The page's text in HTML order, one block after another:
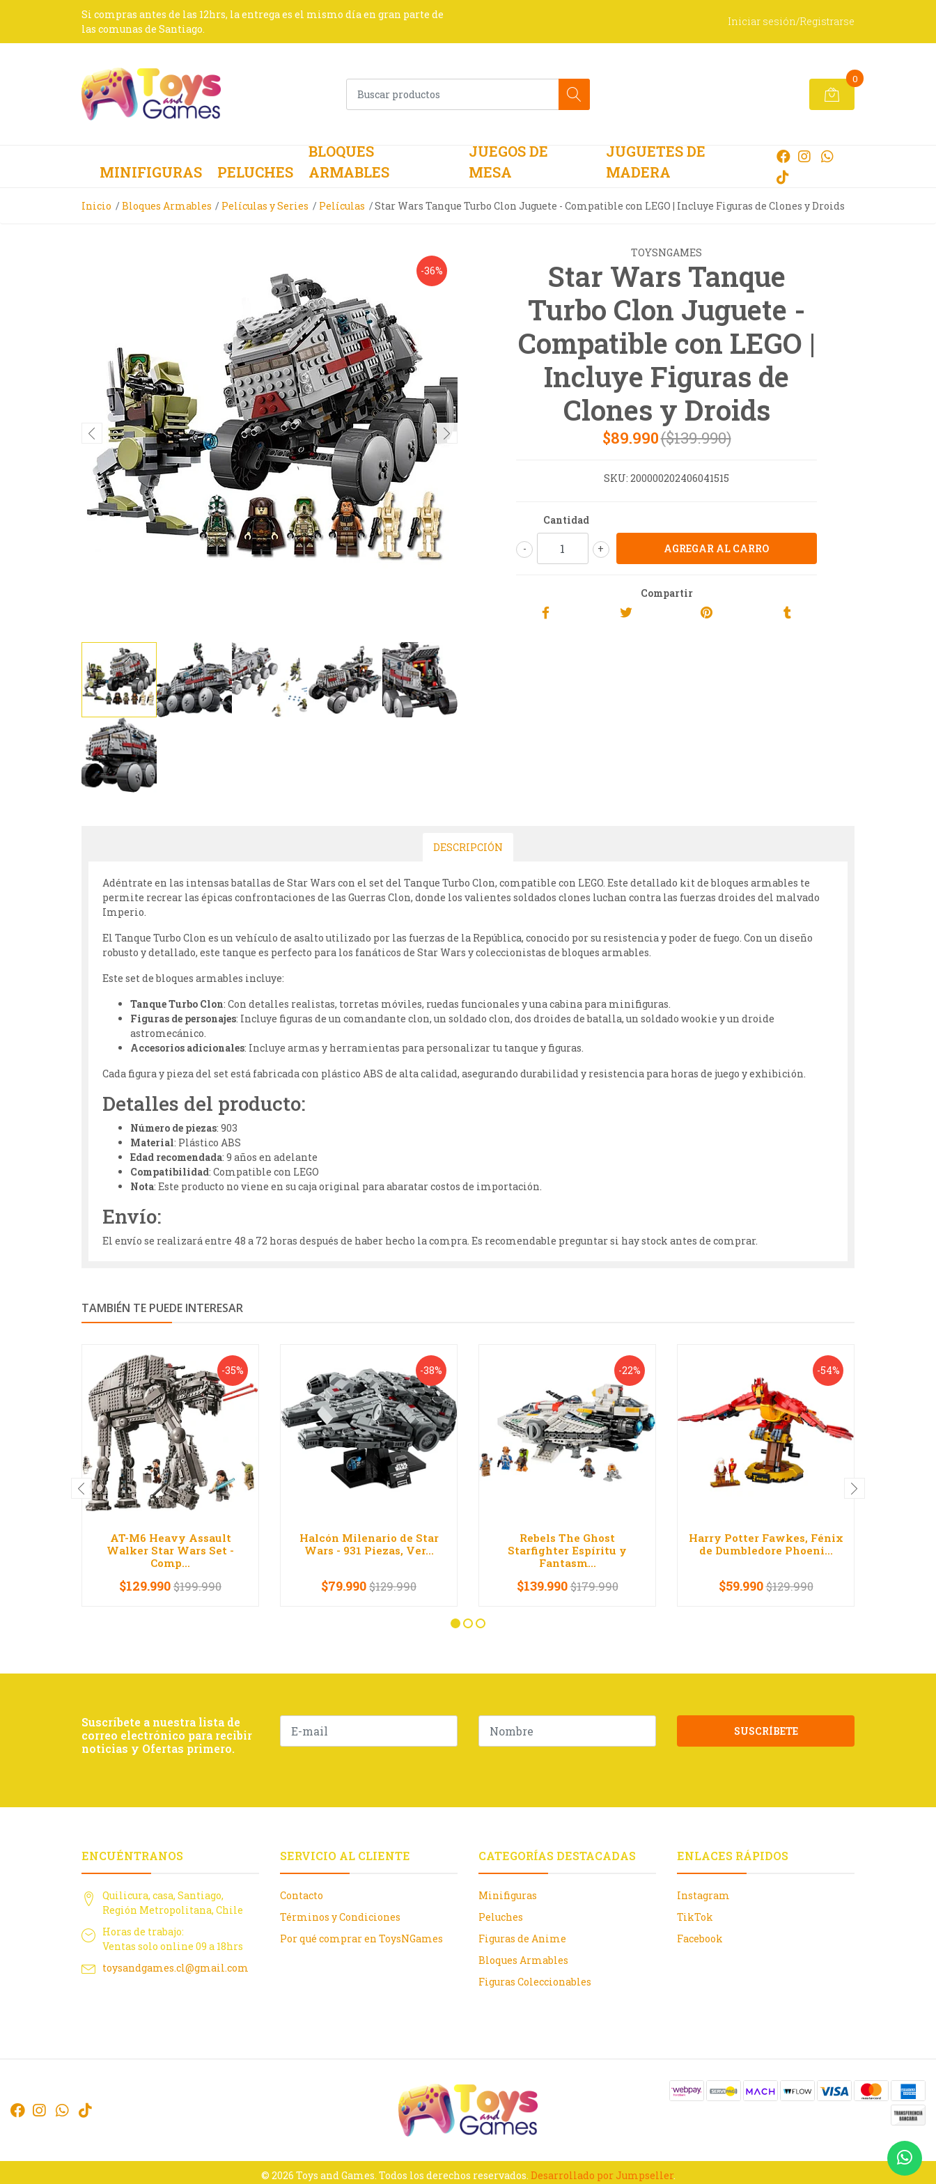
Si compras antes de las 12hrs, la entrega es el mismo día en gran parte de
las comunas de Santiago.
Iniciar sesión/Registrarse
0
MINIFIGURAS PELUCHES
BLOQUES
ARMABLES
JUEGOS DE
MESA
JUGUETES DE
MADERA
Inicio Bloques Armables Películas y Series Películas Star Wars Tanque Turbo Clon Juguete - Compatible con LEGO | Incluye Figuras de Clones y Droids
-36%
TOYSNGAMES
Star Wars Tanque
Turbo Clon Juguete -
Compatible con LEGO |
Incluye Figuras de
Clones y Droids
$89.990($139.990)
SKU: 200000202406041515
Cantidad
+
-
Compartir
DESCRIPCIÓN
Adéntrate en las intensas batallas de Star Wars con el set del Tanque Turbo Clon, compatible con LEGO. Este detallado kit de bloques armables te
permite recrear las épicas confrontaciones de las Guerras Clon, donde los valientes soldados clones luchan contra las fuerzas droides del malvado
Imperio.
El Tanque Turbo Clon es un vehículo de asalto utilizado por las fuerzas de la República, conocido por su resistencia y poder de fuego. Con un diseño
robusto y detallado, este tanque es perfecto para los fanáticos de Star Wars y coleccionistas de bloques armables.
Este set de bloques armables incluye:
Tanque Turbo Clon: Con detalles realistas, torretas móviles, ruedas funcionales y una cabina para minifiguras.
Figuras de personajes: Incluye figuras de un comandante clon, un soldado clon, dos droides de batalla, un soldado wookie y un droide
astromecánico.
Accesorios adicionales: Incluye armas y herramientas para personalizar tu tanque y figuras.
Cada figura y pieza del set está fabricada con plástico ABS de alta calidad, asegurando durabilidad y resistencia para horas de juego y exhibición.
Detalles del producto:
Número de piezas: 903
Material: Plástico ABS
Edad recomendada: 9 años en adelante
Compatibilidad: Compatible con LEGO
Nota: Este producto no viene en su caja original para abaratar costos de importación.
Envío:
El envío se realizará entre 48 a 72 horas después de haber hecho la compra. Es recomendable preguntar si hay stock antes de comprar.
TAMBIÉN TE PUEDE INTERESAR
-35%
AT-M6 Heavy Assault
Walker Star Wars Set -
Comp...
+
$129.990$199.990
-38%
Halcón Milenario de Star
Wars - 931 Piezas, Ver...
+
$79.990$129.990
-22%
Rebels The Ghost
Starfighter Espíritu y
Fantasm...
+
$139.990$179.990
-54%
Harry Potter Fawkes, Fénix
de Dumbledore Phoeni...
+
$59.990$129.990
Suscríbete a nuestra lista de
correo electrónico para recibir
noticias y Ofertas primero.
SUSCRÍBETE
ENCUÉNTRANOS
Quilicura, casa, Santiago,
Región Metropolitana, Chile
Horas de trabajo:
Ventas solo online 09 a 18hrs
toysandgames.cl@gmail.com
SERVICIO AL CLIENTE
Contacto
Términos y Condiciones
Por qué comprar en ToysNGames
CATEGORÍAS DESTACADAS
Minifiguras
Peluches
Figuras de Anime
Bloques Armables
Figuras Coleccionables
ENLACES RÁPIDOS
Instagram
TikTok
Facebook
© 2026 Toys and Games. Todos los derechos reservados. Desarrollado por Jumpseller.